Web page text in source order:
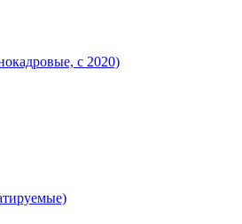
с 2020)